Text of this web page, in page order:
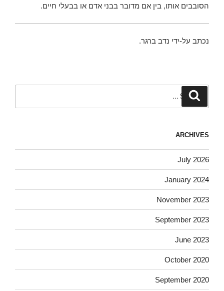
הסובבים אותו, בין אם מדובר בבני אדם או בבעלי חיים.
נכתב על-ידי נדב ברגר.
Search
for:
Search
ARCHIVES
July 2026
January 2024
November 2023
September 2023
June 2023
October 2020
September 2020